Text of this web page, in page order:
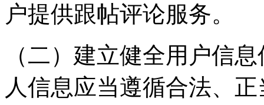
户提供跟帖评论服务。
（二）建立健全用户信
人信息应当遵循合法、